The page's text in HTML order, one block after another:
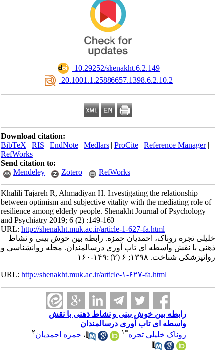
‎ 10.29252/shenakht.6.2.149
‎ 20.1001.1.25886657.1398.6.2.10.2
Download citation:
BibTeX|RIS|EndNote|Medlars|ProCite|Reference Manager
RefWorks
Send citation to:
Mendeley
Zotero RefWorks
Khalili Tajareh R, Ahmadiyan H. Investigating the relationship
between optimism and subjective vitality with the mediating role of
resilience among elderly people. Shenakht Journal of Psychology
and Psychiatry 2019; 6 (2) :149-160
URL:http://shenakht.muk.ac.ir/article-1-627-fa.html
خلیلی تجره روناک، احمدیان حمزه. رابطه بین خوش بینی و نشاط
ذهنی با نقش واسطه ای تاب آوری درسالمندان. مجله روانشناسی و
روانپزشکی شناخت. ۱۳۹۸; ۶ (۲) :۱۴۹-۱۶۰
URL:http://shenakht.muk.ac.ir/article-۱-۶۲۷-fa.html
رابطه بین خوش بینی و نشاط ذهنی با نقش
واسطه ای تاب آوری درسالمندان
روناک خلیلی تجره
۱ ،حمزه احمدیان ۲